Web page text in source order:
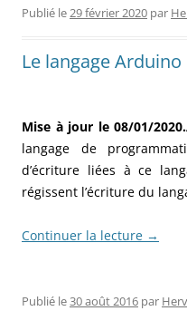
Publié le 29 février 2020 par
Le langage Arduino
Mise à jour le 08/01/2020.
langage de
d’écriture liées à ce
régissent l’écriture du
Continuer la lecture →
Publié le30 août 2016 par